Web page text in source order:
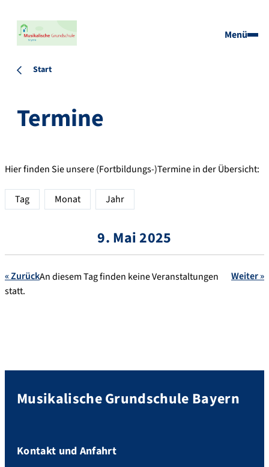
Menü
Start
Termine
Hier finden Sie unsere (Fortbildungs-)Termine in der Übersicht:
Tag Monat Jahr
9. Mai 2025
« Zurück Weiter »
An diesem Tag finden keine Veranstaltungen
statt.
Musikalische Grundschule Bayern
Kontakt und Anfahrt